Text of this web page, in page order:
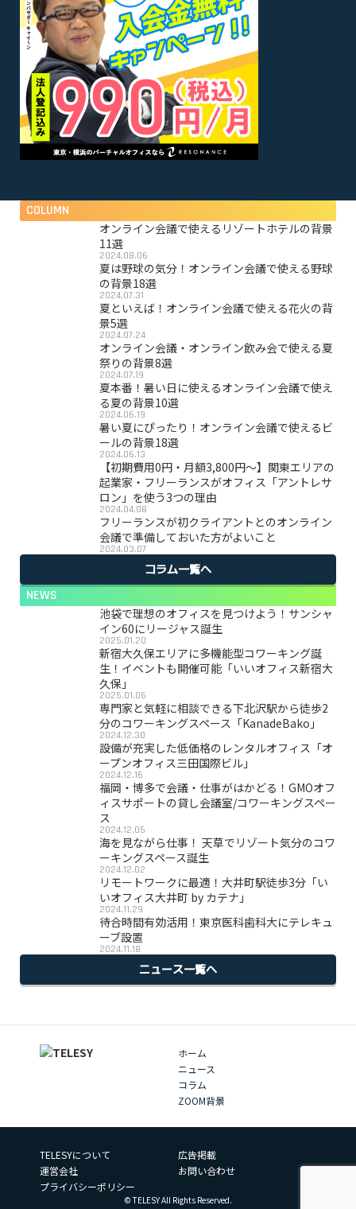
COLUMN
オンライン会議で使えるリゾートホテルの背景
11選
2024.08.06
夏は野球の気分！オンライン会議で使える野球
の背景18選
2024.07.31
夏といえば！オンライン会議で使える花火の背
景5選
2024.07.24
オンライン会議・オンライン飲み会で使える夏
祭りの背景8選
2024.07.19
夏本番！暑い日に使えるオンライン会議で使え
る夏の背景10選
2024.06.19
暑い夏にぴったり！オンライン会議で使えるビ
ールの背景18選
2024.06.13
【初期費用0円・月額3,800円〜】関東エリアの
起業家・フリーランスがオフィス「アントレサ
ロン」を使う3つの理由
2024.04.08
フリーランスが初クライアントとのオンライン
会議で準備しておいた方がよいこと
2024.03.07
コラム一覧へ
NEWS
池袋で理想のオフィスを見つけよう！サンシャ
イン60にリージャス誕生
2025.01.20
新宿大久保エリアに多機能型コワーキング誕
生！イベントも開催可能「いいオフィス新宿大
久保」
2025.01.06
専門家と気軽に相談できる下北沢駅から徒歩2
分のコワーキングスペース「KanadeBako」
2024.12.30
設備が充実した低価格のレンタルオフィス「オ
ープンオフィス三田国際ビル」
2024.12.16
福岡・博多で会議・仕事がはかどる！GMOオフ
ィスサポートの貸し会議室/コワーキングスペー
ス
2024.12.05
海を見ながら仕事！ 天草でリゾート気分のコワ
ーキングスペース誕生
2024.12.02
リモートワークに最適！大井町駅徒歩3分「い
いオフィス大井町 by カテナ」
2024.11.29
待合時間有効活用！東京医科歯科大にテレキュ
ーブ設置
2024.11.18
ニュース一覧へ
ホーム
ニュース
コラム
ZOOM背景
TELESYについて
広告掲載
運営会社
お問い合わせ
プライバシーポリシー
© TELESY All Rights Reserved.